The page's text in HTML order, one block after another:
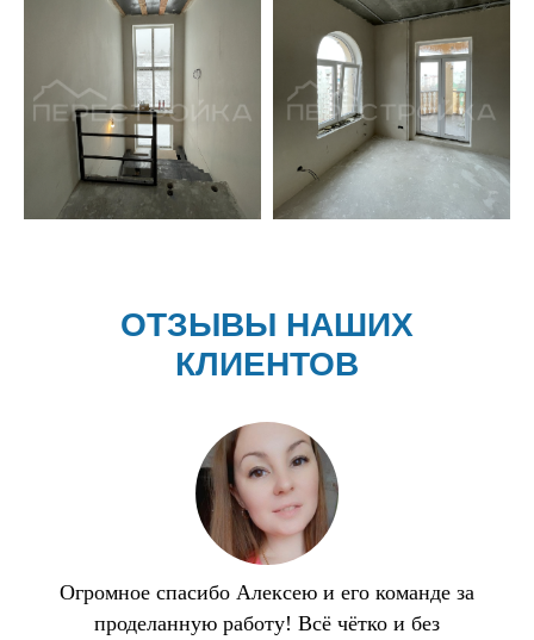
ОТЗЫВЫ НАШИХ
КЛИЕНТОВ
Огромное спасибо Алексею и его команде за
проделанную работу! Всё чётко и без